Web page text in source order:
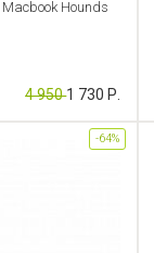
Hounds
4 9501 730 Р.
-64%